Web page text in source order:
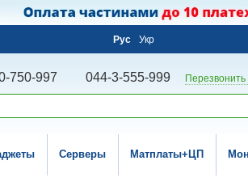
Рус Укр
750-997 044-3-555-999
Серверы Матплаты+ЦП